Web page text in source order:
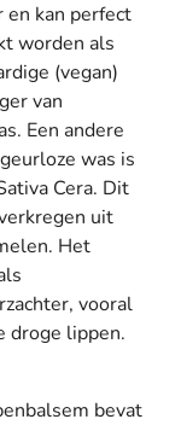
en kan perfect
worden als
(vegan)
van
Een andere
was is
Cera. Dit
uit
Het
vooral
droge lippen.
bevat